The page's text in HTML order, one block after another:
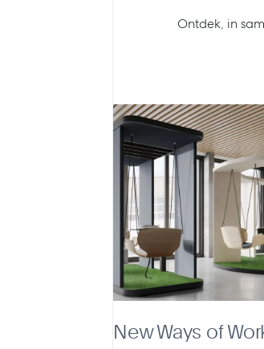
Ontdek, in
New Ways of